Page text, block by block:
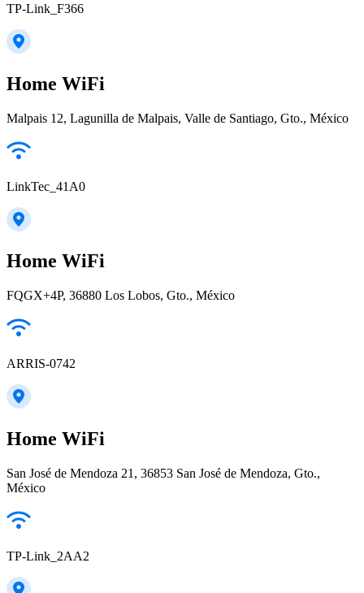
TP-Link_F366
Home WiFi
Malpais 12, Lagunilla de Malpais, Valle de Santiago, Gto., México
LinkTec_41A0
Home WiFi
FQGX+4P, 36880 Los Lobos, Gto., México
ARRIS-0742
Home WiFi
San José de Mendoza 21, 36853 San José de Mendoza, Gto.,
México
TP-Link_2AA2